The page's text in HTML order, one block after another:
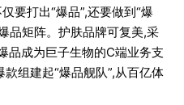
要打出“爆品”,还要做到“爆
品矩阵。护肤品牌可复美,采
品成为巨子生物的C端业务支
组建起“爆品舰队”,从百亿体